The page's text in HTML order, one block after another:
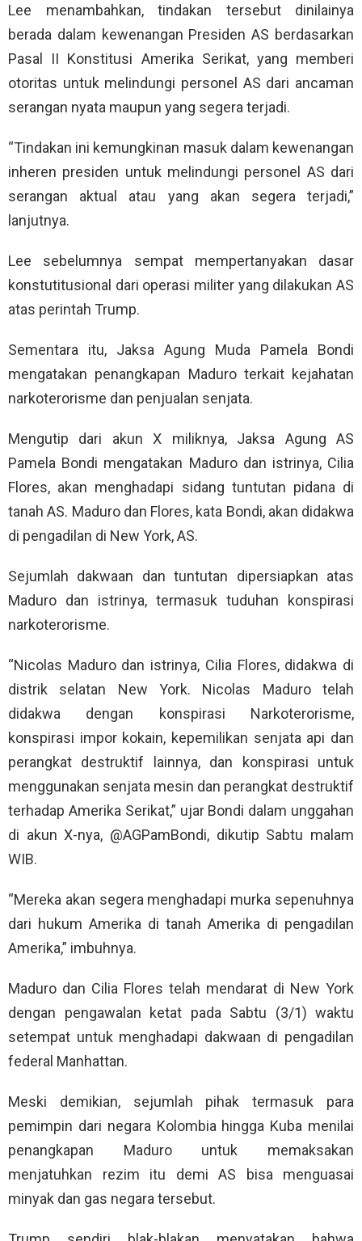
Lee menambahkan, tindakan tersebut dinilainya
berada dalam kewenangan Presiden AS berdasarkan
Pasal II Konstitusi Amerika Serikat, yang memberi
otoritas untuk melindungi personel AS dari ancaman
serangan nyata maupun yang segera terjadi.
“Tindakan ini kemungkinan masuk dalam kewenangan
inheren presiden untuk melindungi personel AS dari
serangan aktual atau yang akan segera terjadi,”
lanjutnya.
Lee sebelumnya sempat mempertanyakan dasar
konstutitusional dari operasi militer yang dilakukan AS
atas perintah Trump.
Sementara itu, Jaksa Agung Muda Pamela Bondi
mengatakan penangkapan Maduro terkait kejahatan
narkoterorisme dan penjualan senjata.
Mengutip dari akun X miliknya, Jaksa Agung AS
Pamela Bondi mengatakan Maduro dan istrinya, Cilia
Flores, akan menghadapi sidang tuntutan pidana di
tanah AS. Maduro dan Flores, kata Bondi, akan didakwa
di pengadilan di New York, AS.
Sejumlah dakwaan dan tuntutan dipersiapkan atas
Maduro dan istrinya, termasuk tuduhan konspirasi
narkoterorisme.
“Nicolas Maduro dan istrinya, Cilia Flores, didakwa di
distrik selatan New York. Nicolas Maduro telah
didakwa dengan konspirasi Narkoterorisme,
konspirasi impor kokain, kepemilikan senjata api dan
perangkat destruktif lainnya, dan konspirasi untuk
menggunakan senjata mesin dan perangkat destruktif
terhadap Amerika Serikat,” ujar Bondi dalam unggahan
di akun X-nya, @AGPamBondi, dikutip Sabtu malam
WIB.
“Mereka akan segera menghadapi murka sepenuhnya
dari hukum Amerika di tanah Amerika di pengadilan
Amerika,” imbuhnya.
Maduro dan Cilia Flores telah mendarat di New York
dengan pengawalan ketat pada Sabtu (3/1) waktu
setempat untuk menghadapi dakwaan di pengadilan
federal Manhattan.
Meski demikian, sejumlah pihak termasuk para
pemimpin dari negara Kolombia hingga Kuba menilai
penangkapan Maduro untuk memaksakan
menjatuhkan rezim itu demi AS bisa menguasai
minyak dan gas negara tersebut.